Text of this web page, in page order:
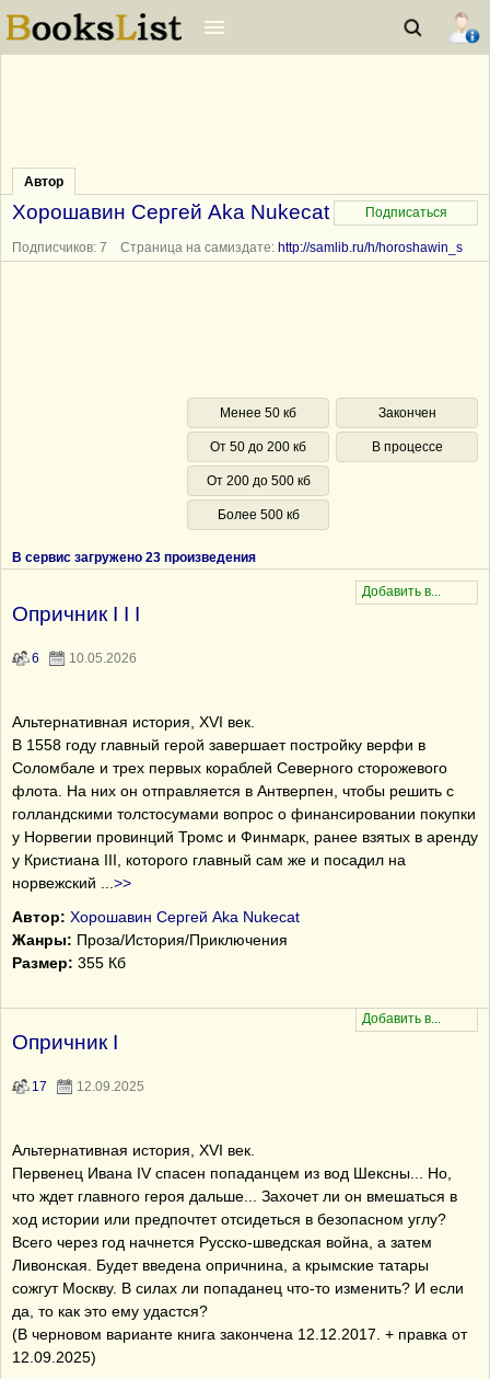
Автор
Хорошавин Сергей Aka Nukecat
Подписчиков: 7 Страница на самиздате: http://samlib.ru/h/horoshawin_s
Менее 50 кб
От 50 до 200 кб
От 200 до 500 кб
Более 500 кб
Закончен
В процессе
В сервис загружено 23 произведения
Опричник I I I
6 10.05.2026
Альтернативная история, XVI век.
В 1558 году главный герой завершает постройку верфи в
Соломбале и трех первых кораблей Северного сторожевого
флота. На них он отправляется в Антверпен, чтобы решить с
голландскими толстосумами вопрос о финансировании покупки
у Норвегии провинций Тромс и Финмарк, ранее взятых в аренду
у Кристиана III, которого главный сам же и посадил на
норвежский
>>
Автор: Хорошавин Сергей Aka Nukecat
Жанры: Проза/История/Приключения
Размер: 355 Кб
Опричник I
17 12.09.2025
Альтернативная история, XVI век.
Первенец Ивана IV спасен попаданцем из вод Шексны... Но,
что ждет главного героя дальше... Захочет ли он вмешаться в
ход истории или предпочтет отсидеться в безопасном углу?
Всего через год начнется Русско-шведская война, а затем
Ливонская. Будет введена опричнина, а крымские татары
сожгут Москву. В силах ли попаданец что-то изменить? И если
да, то как это ему удастся?
(В черновом варианте книга закончена 12.12.2017. + правка от
12.09.2025)